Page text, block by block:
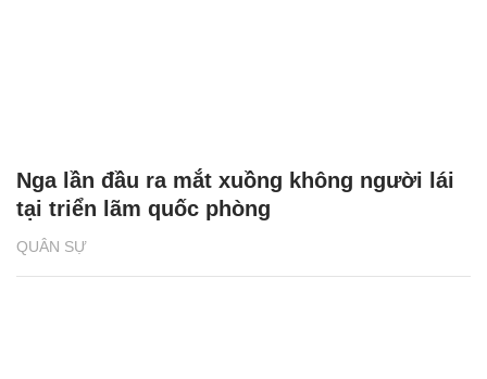
QUÂN SỰ
Nga lần đầu ra mắt xuồng không người lái
tại triển lãm quốc phòng